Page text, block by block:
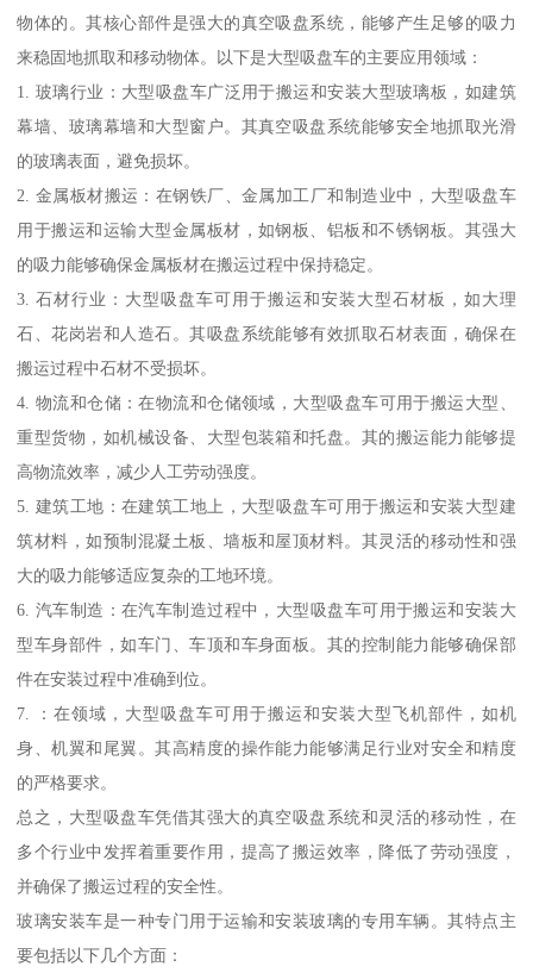
物体的。其核心部件是强大的真空吸盘系统，能够产生足够的吸力
来稳固地抓取和移动物体。以下是大型吸盘车的主要应用领域：
1. 玻璃行业：大型吸盘车广泛用于搬运和安装大型玻璃板，如建筑
幕墙、玻璃幕墙和大型窗户。其真空吸盘系统能够安全地抓取光滑
的玻璃表面，避免损坏。
2. 金属板材搬运：在钢铁厂、金属加工厂和制造业中，大型吸盘车
用于搬运和运输大型金属板材，如钢板、铝板和不锈钢板。其强大
的吸力能够确保金属板材在搬运过程中保持稳定。
3. 石材行业：大型吸盘车可用于搬运和安装大型石材板，如大理
石、花岗岩和人造石。其吸盘系统能够有效抓取石材表面，确保在
搬运过程中石材不受损坏。
4. 物流和仓储：在物流和仓储领域，大型吸盘车可用于搬运大型、
重型货物，如机械设备、大型包装箱和托盘。其的搬运能力能够提
高物流效率，减少人工劳动强度。
5. 建筑工地：在建筑工地上，大型吸盘车可用于搬运和安装大型建
筑材料，如预制混凝土板、墙板和屋顶材料。其灵活的移动性和强
大的吸力能够适应复杂的工地环境。
6. 汽车制造：在汽车制造过程中，大型吸盘车可用于搬运和安装大
型车身部件，如车门、车顶和车身面板。其的控制能力能够确保部
件在安装过程中准确到位。
7. ：在领域，大型吸盘车可用于搬运和安装大型飞机部件，如机
身、机翼和尾翼。其高精度的操作能力能够满足行业对安全和精度
的严格要求。
总之，大型吸盘车凭借其强大的真空吸盘系统和灵活的移动性，在
多个行业中发挥着重要作用，提高了搬运效率，降低了劳动强度，
并确保了搬运过程的安全性。
玻璃安装车是一种专门用于运输和安装玻璃的专用车辆。其特点主
要包括以下几个方面：